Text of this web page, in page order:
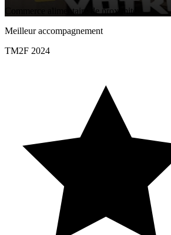
Commerce alimentaire de proximité
Meilleur accompagnement
TM2F 2024